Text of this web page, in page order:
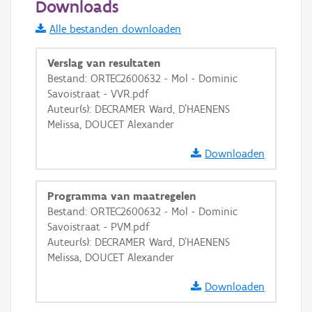
Informatie Vlaanderen
i
+ −
Basis Lagen
OSM-Basiskaart
Ortho
Downloads
Alle bestanden downloaden
Verslag van resultaten
Bestand: ORTEC2600632 - Mol - Dominic
Savoistraat - VVR.pdf
Auteur(s): DECRAMER Ward, D'HAENENS
Melissa, DOUCET Alexander
Downloaden
Programma van maatregelen
Bestand: ORTEC2600632 - Mol - Dominic
Savoistraat - PVM.pdf
Auteur(s): DECRAMER Ward, D'HAENENS
Melissa, DOUCET Alexander
Downloaden